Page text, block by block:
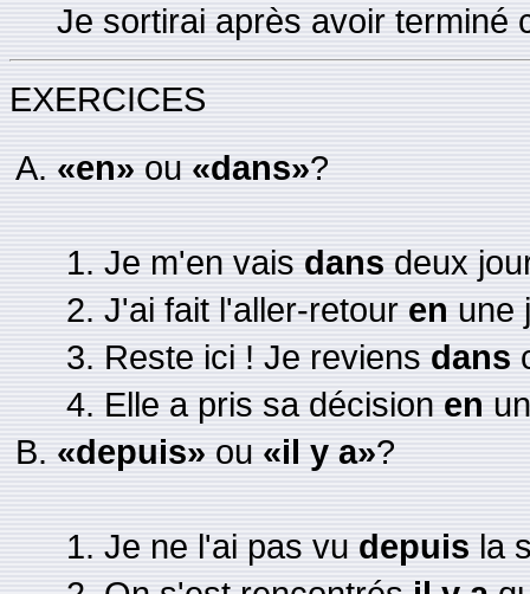
Je sortirai après avoir terminé
EXERCICES
«en» ou «dans»?
Je m'en vais dans deux
J'ai fait l'aller-retour en une
Reste ici ! Je reviens dans
Elle a pris sa décision en
«depuis» ou «il y a»?
Je ne l'ai pas vu depuis la